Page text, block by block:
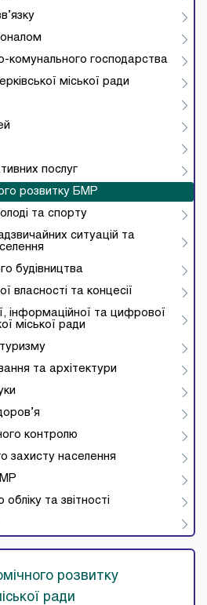
господарства
міської ради
послуг
розвитку БМР
та спорту
ситуацій та
будівництва
власності та концесії
інформаційної та цифрової
міської ради
туризму
та архітектури
контролю
захисту населення
обліку та звітності
розвитку
ради